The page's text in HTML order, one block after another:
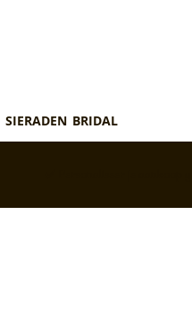
SIERADEN BRIDAL